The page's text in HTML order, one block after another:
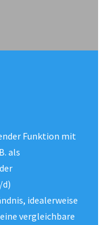
Funktion mit
als
idealerweise
vergleichbare